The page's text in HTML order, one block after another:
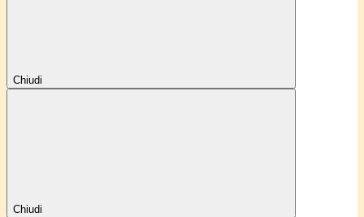
Chiudi
Chiudi